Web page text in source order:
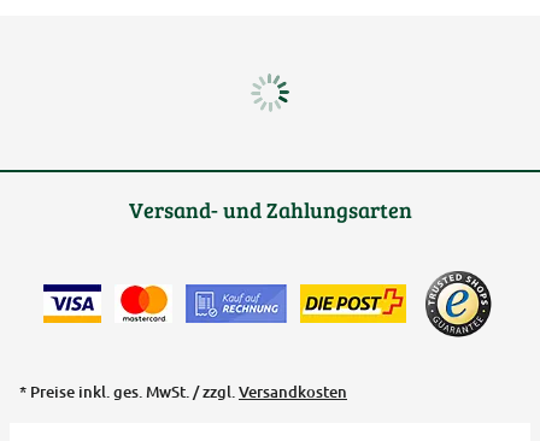
Versand- und Zahlungsarten
* Preise inkl. ges. MwSt. / zzgl.Versandkosten